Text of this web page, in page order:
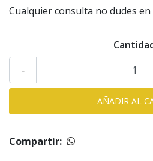
Cualquier consulta no dudes
-
Compartir: